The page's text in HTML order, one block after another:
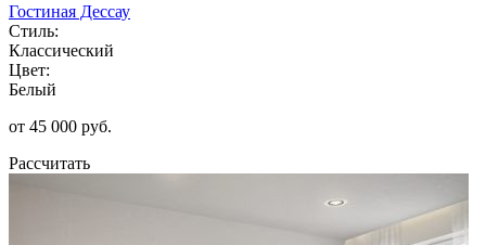
Гостиная Дессау
Стиль:
Классический
Цвет:
Белый
от 45 000 руб.
Рассчитать